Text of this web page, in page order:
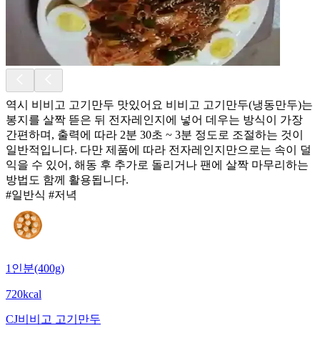
역시 비비고 고기만두 맛있어요 비비고 고기만두(냉동만두)는
봉지를 살짝 뜯은 뒤 전자레인지에 넣어 데우는 방식이 가장
간편하며, 출력에 따라 2분 30초 ~ 3분 정도로 조절하는 것이
일반적입니다. 다만 제품에 따라 전자레인지만으로는 속이 덜
익을 수 있어, 해동 후 추가로 돌리거나 팬에 살짝 마무리하는
방법도 함께 활용됩니다.
#일반식 #저녁
1인분(400g)
720kcal
CJ비비고 고기만두